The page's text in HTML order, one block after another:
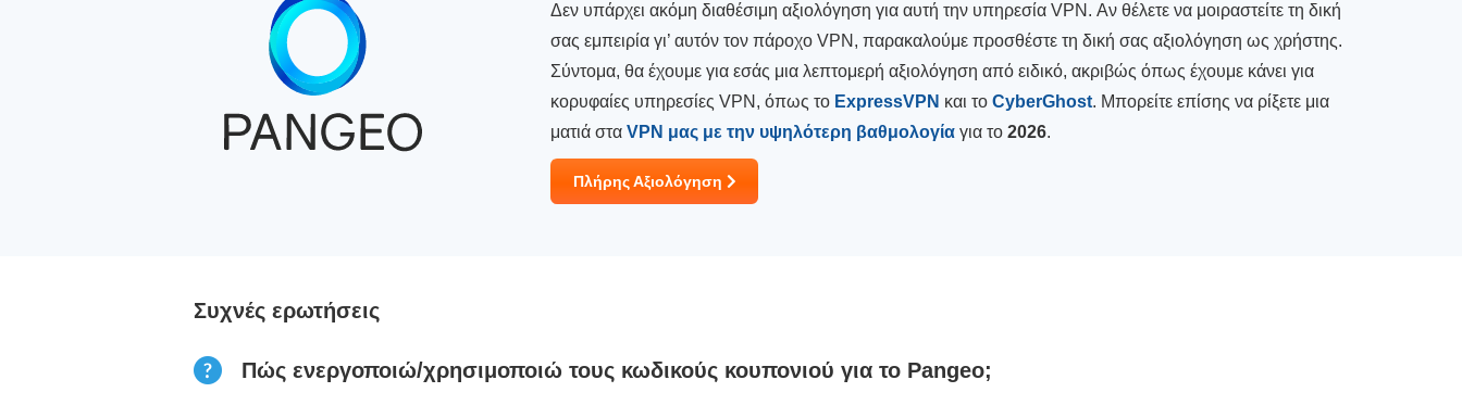
Δεν υπάρχει ακόμη διαθέσιμη αξιολόγηση για αυτή την υπηρεσία VPN. Αν θέλετε να μοιραστείτε τη δική
σας εμπειρία γι’ αυτόν τον πάροχο VPN, παρακαλούμε προσθέστε τη δική σας αξιολόγηση ως χρήστης.
Σύντομα, θα έχουμε για εσάς μια λεπτομερή αξιολόγηση από ειδικό, ακριβώς όπως έχουμε κάνει για
κορυφαίες υπηρεσίες VPN, όπως το ExpressVPN και το CyberGhost. Μπορείτε επίσης να ρίξετε μια
ματιά στα VPN μας με την υψηλότερη βαθμολογία για το 2026.
Πλήρης Αξιολόγηση
Συχνές ερωτήσεις
Πώς ενεργοποιώ/χρησιμοποιώ τους κωδικούς κουπονιού για το Pangeo;